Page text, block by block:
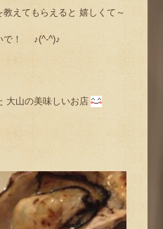
えてもらえると 嬉しくて～
で！ ♪(^-^)♪
大山の美味しいお店